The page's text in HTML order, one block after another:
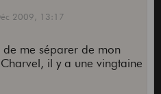
2009, 13:17
me séparer de mon
il y a une vingtaine